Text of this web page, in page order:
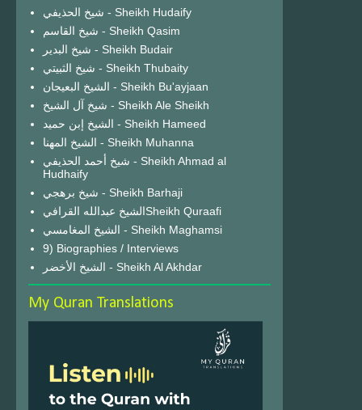
شيخ الحذيفي - Sheikh Hudaify
شيخ القاسم - Sheikh Qasim
شيخ البدير - Sheikh Budair
شيخ الثبيتي - Sheikh Thubaity
الشيخ البعيجان - Sheikh Bu'ayjaan
شيخ آل الشيخ - Sheikh Ale Sheikh
الشيخ إبن حميد - Sheikh Hameed
الشيخ المهنا - Sheikh Muhanna
شيخ أحمد الحذيفي - Sheikh Ahmad al
Hudhaify
شيخ برهجي - Sheikh Barhaji
الشيخ عبدالله القرافيSheikh Quraafi
الشيخ المغامسي - Sheikh Maghamsi
9) Biographies / Interviews
الشيخ الأخضر - Sheikh Al Akhdar
My Quran Translations